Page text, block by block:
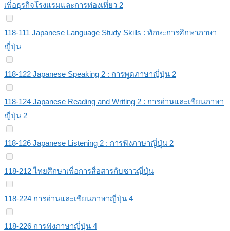
เพื่อธุรกิจโรงแรมและการท่องเที่ยว 2
118-111 Japanese Language Study Skills : ทักษะการศึกษาภาษา
ญี่ปุ่น
118-122 Japanese Speaking 2 : การพูดภาษาญี่ปุ่น 2
118-124 Japanese Reading and Writing 2 : การอ่านและเขียนภาษา
ญี่ปุ่น 2
118-126 Japanese Listening 2 : การฟังภาษาญี่ปุ่น 2
118-212 ไทยศึกษาเพื่อการสื่อสารกับชาวญี่ปุ่น
118-224 การอ่านและเขียนภาษาญี่ปุ่น 4
118-226 การฟังภาษาญี่ปุ่น 4